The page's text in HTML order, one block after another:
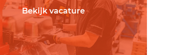
Bekijk vacature